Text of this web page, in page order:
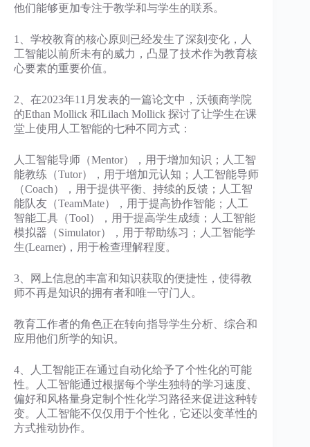
他们能够更加专注于教学和与学生的联系。
1、学校教育的核心原则已经发生了深刻变化，人
工智能以前所未有的威力，凸显了技术作为教育核
心要素的重要价值。
2、在2023年11月发表的一篇论文中，沃顿商学院
的Ethan Mollick 和Lilach Mollick 探讨了让学生在课
堂上使用人工智能的七种不同方式：
人工智能导师（Mentor），用于增加知识；人工智
能教练（Tutor），用于增加元认知；人工智能导师
（Coach），用于提供平衡、持续的反馈；人工智
能队友（TeamMate），用于提高协作智能；人工
智能工具（Tool），用于提高学生成绩；人工智能
模拟器（Simulator），用于帮助练习；人工智能学
生(Learner)，用于检查理解程度。
3、网上信息的丰富和知识获取的便捷性，使得教
师不再是知识的拥有者和唯一守门人。
教育工作者的角色正在转向指导学生分析、综合和
应用他们所学的知识。
4、人工智能正在通过自动化给予了个性化的可能
性。人工智能通过根据每个学生独特的学习速度、
偏好和风格量身定制个性化学习路径来促进这种转
变。人工智能不仅仅用于个性化，它还以变革性的
方式推动协作。